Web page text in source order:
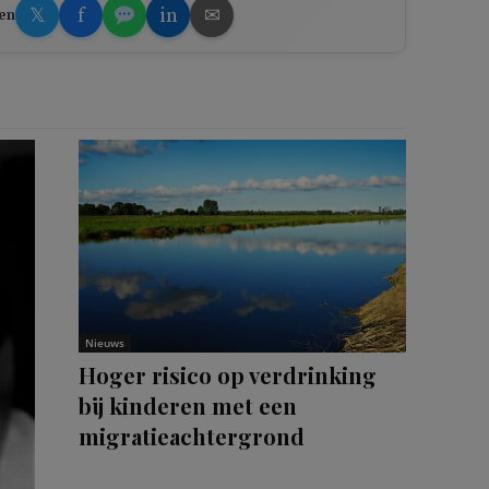
𝕏 f in ✉
Nieuws
Hoger risico op verdrinking
bij kinderen met een
migratieachtergrond